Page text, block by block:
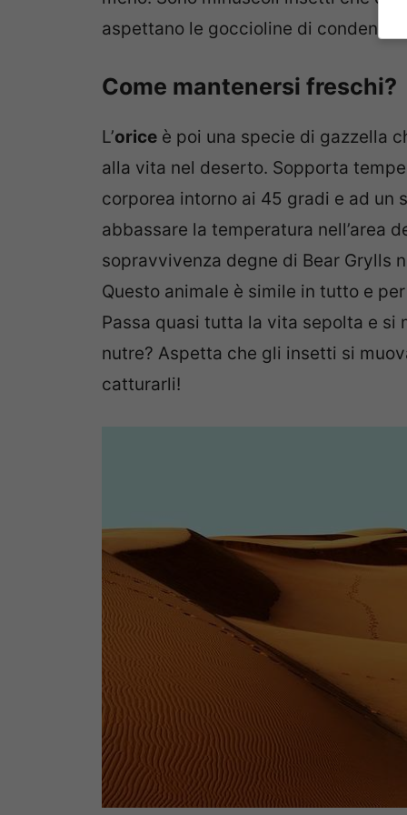
aspettano le goccioline di condensa
Come mantenersi freschi?
L’orice è poi una specie di gazzella
alla vita nel deserto. Sopporta
corporea intorno ai 45 gradi e ad un
abbassare la temperatura nell’area
sopravvivenza degne di Bear Grylls
Questo animale è simile in tutto e
Passa quasi tutta la vita sepolta e si
nutre? Aspetta che gli insetti si
catturarli!